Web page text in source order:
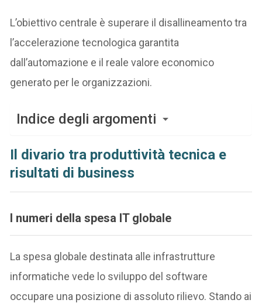
L’obiettivo centrale è superare il disallineamento tra
l’accelerazione tecnologica garantita
dall’automazione e il reale valore economico
generato per le organizzazioni.
Indice degli argomenti
Il divario tra produttività tecnica e
risultati di business
I numeri della spesa IT globale
La spesa globale destinata alle infrastrutture
informatiche vede lo sviluppo del software
occupare una posizione di assoluto rilievo. Stando ai